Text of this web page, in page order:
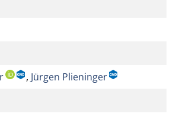
, Jürgen Plieninger